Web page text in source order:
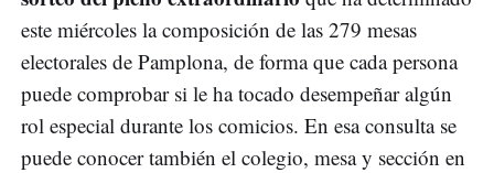
este miércoles la composición de las 279 mesas
electorales de Pamplona, de forma que cada persona
puede comprobar si le ha tocado desempeñar algún
rol especial durante los comicios. En esa consulta se
puede conocer también el colegio, mesa y sección en